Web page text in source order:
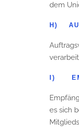
dem
H)
I)
es sich